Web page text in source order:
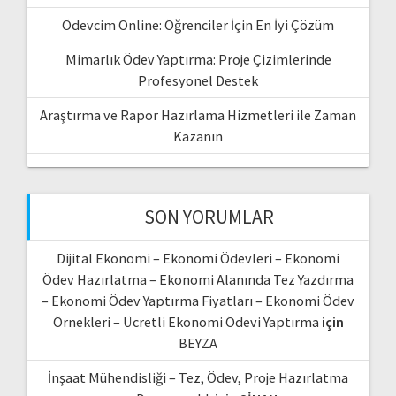
Ödevcim Online: Öğrenciler İçin En İyi Çözüm
Mimarlık Ödev Yaptırma: Proje Çizimlerinde
Profesyonel Destek
Araştırma ve Rapor Hazırlama Hizmetleri ile Zaman
Kazanın
SON YORUMLAR
Dijital Ekonomi – Ekonomi Ödevleri – Ekonomi
Ödev Hazırlatma – Ekonomi Alanında Tez Yazdırma
– Ekonomi Ödev Yaptırma Fiyatları – Ekonomi Ödev
Örnekleri – Ücretli Ekonomi Ödevi Yaptırma için
BEYZA
İnşaat Mühendisliği – Tez, Ödev, Proje Hazırlatma